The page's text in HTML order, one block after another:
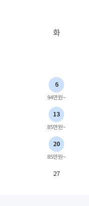
화
6
94만원~
13
85만원~
20
85만원~
27